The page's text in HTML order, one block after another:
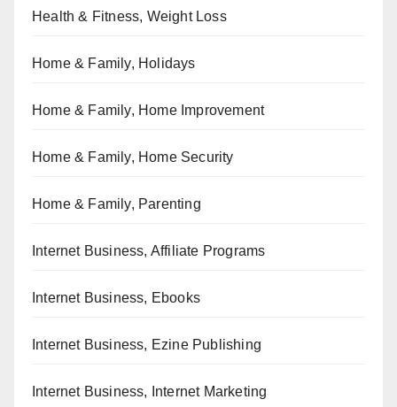
Health & Fitness, Weight Loss
Home & Family, Holidays
Home & Family, Home Improvement
Home & Family, Home Security
Home & Family, Parenting
Internet Business, Affiliate Programs
Internet Business, Ebooks
Internet Business, Ezine Publishing
Internet Business, Internet Marketing